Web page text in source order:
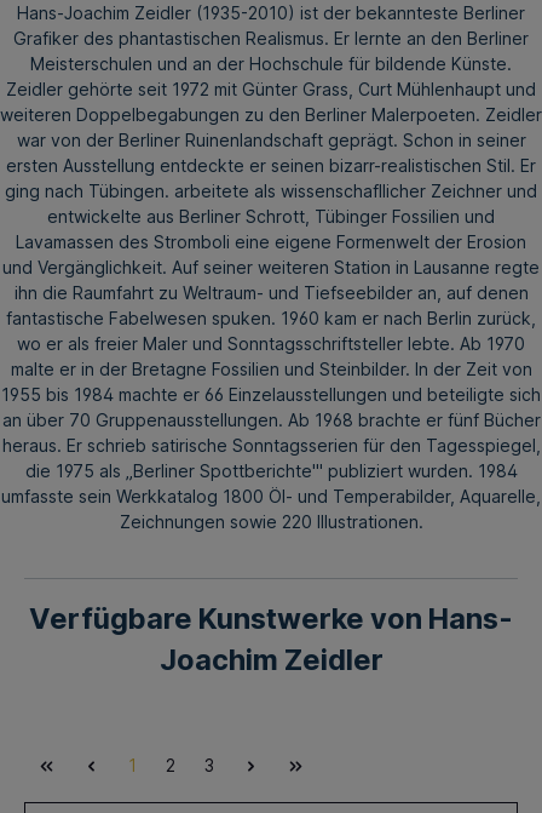
Hans-Joachim Zeidler (1935-2010) ist der bekannteste Berliner
Grafiker des phantastischen Realismus. Er lernte an den Berliner
Meisterschulen und an der Hochschule für bildende Künste.
Zeidler gehörte seit 1972 mit Günter Grass, Curt Mühlenhaupt und
weiteren Doppelbegabungen zu den Berliner Malerpoeten. Zeidler
war von der Berliner Ruinenlandschaft geprägt. Schon in seiner
ersten Ausstellung entdeckte er seinen bizarr-realistischen Stil. Er
ging nach Tübingen. arbeitete als wissenschafllicher Zeichner und
entwickelte aus Berliner Schrott, Tübinger Fossilien und
Lavamassen des Stromboli eine eigene Formenwelt der Erosion
und Vergänglichkeit. Auf seiner weiteren Station in Lausanne regte
ihn die Raumfahrt zu Weltraum- und Tiefseebilder an, auf denen
fantastische Fabelwesen spuken. 1960 kam er nach Berlin zurück,
wo er als freier Maler und Sonntagsschriftsteller lebte. Ab 1970
malte er in der Bretagne Fossilien und Steinbilder. In der Zeit von
1955 bis 1984 machte er 66 Einzelausstellungen und beteiligte sich
an über 70 Gruppenausstellungen. Ab 1968 brachte er fünf Bücher
heraus. Er schrieb satirische Sonntagsserien für den Tagesspiegel,
die 1975 als „Berliner Spottberichte'" publiziert wurden. 1984
umfasste sein Werkkatalog 1800 Öl- und Temperabilder, Aquarelle,
Zeichnungen sowie 220 Illustrationen.
Verfügbare Kunstwerke von Hans-
Joachim Zeidler
1 2 3